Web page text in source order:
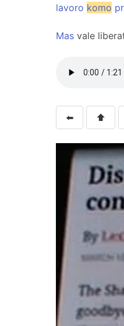
lavoro komo
Mas vale
⬅️ ⬆️